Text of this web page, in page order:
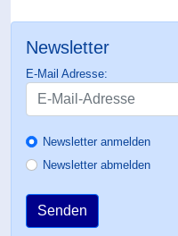
Newsletter
E-Mail Adresse:
Newsletter anmelden
Newsletter abmelden
Senden